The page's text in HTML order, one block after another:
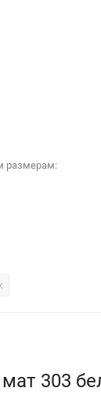
размерам:
303